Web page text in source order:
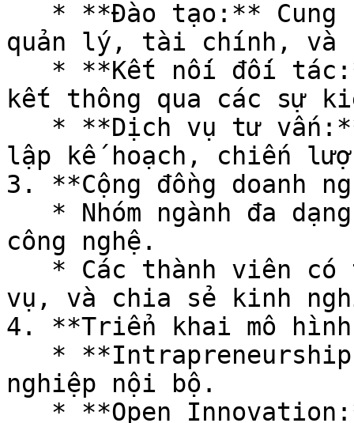
quản lý, tài chính, và
kết thông qua các sự
lập kế hoạch, chiến
3. **Cộng đồng doanh
công nghệ.
vụ, và chia sẻ kinh
4. **Triển khai mô
nghiệp nội bộ.